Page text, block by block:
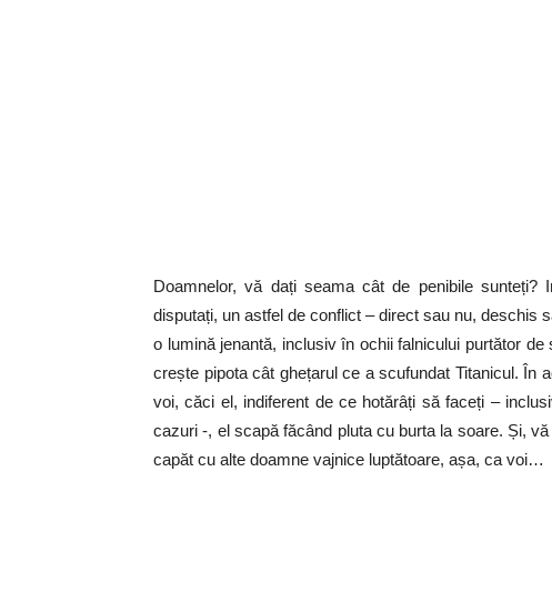
Doamnelor, vă dați seama cât de penibile
disputați, un astfel de conflict – direct sau nu, deschis
o lumină jenantă, inclusiv în ochii falnicului purtător
crește pipota cât ghețarul ce a scufundat Titanicul.
voi, căci el, indiferent de ce hotărâți să faceți –
cazuri -, el scapă făcând pluta cu burta la soare. Și,
capăt cu alte doamne vajnice luptătoare, așa, ca voi…